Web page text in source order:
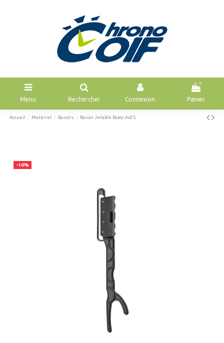
Menu Rechercher Connexion
0
Panier
Accueil Matériel Rasoirs Rasoir Jetable Razor Aid'S
-10%